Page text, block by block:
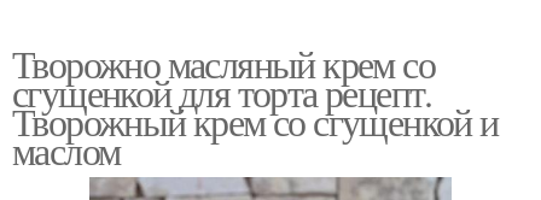
Творожно масляный крем со
сгущенкой для торта рецепт.
Творожный крем со сгущенкой и
маслом